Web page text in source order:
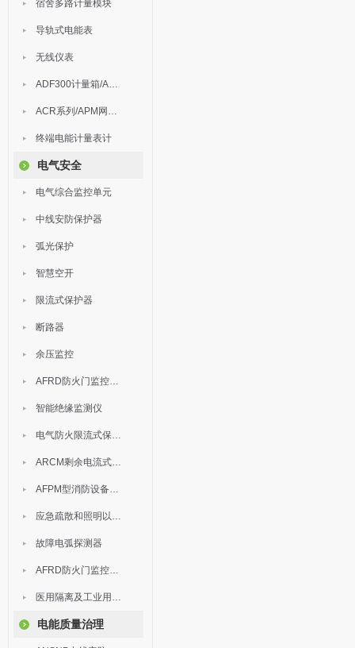
宿舍多路计量模块
导轨式电能表
无线仪表
ADF300计量箱/AEW无线计量
ACR系列/APM网络电力仪表
终端电能计量表计
电气安全
电气综合监控单元
中线安防保护器
弧光保护
智慧空开
限流式保护器
断路器
余压监控
AFRD防火门监控模块
智能绝缘监测仪
电气防火限流式保护器
ARCM剩余电流式电气火灾监控装置
AFPM型消防设备电源监控系统
应急疏散和照明以及灯具
故障电弧探测器
AFRD防火门监控系统
医用隔离及工业用电绝缘检测
电能质量治理